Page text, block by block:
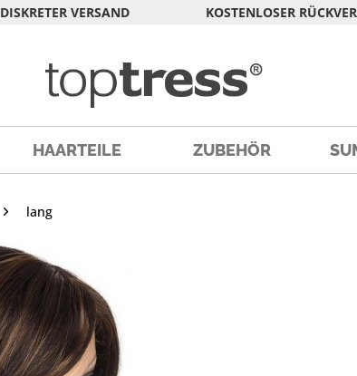
DISKRETER VERSAND KOSTENLOSER
HAARTEILE ZUBEHÖR
lang